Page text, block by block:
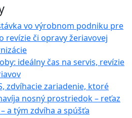
ideálny čas na servis, revízie